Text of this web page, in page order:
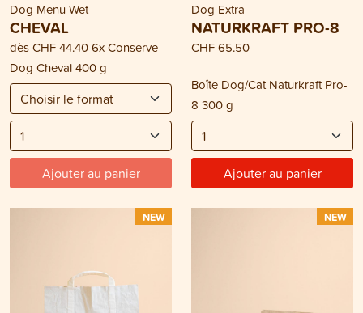
Dog Menu Wet
CHEVAL
dèsCHF 44.406x Conserve
Dog Cheval 400 g
Ajouter au panier
Dog Extra
NATURKRAFT PRO-8
CHF 65.50
Boîte Dog/Cat Naturkraft Pro-
8 300 g
Ajouter au panier
NEW NEW